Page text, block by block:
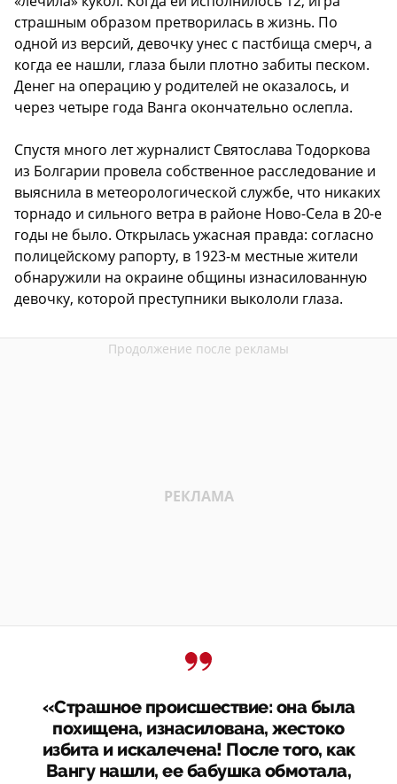
страшным образом претворилась в жизнь. По
одной из версий, девочку унес с пастбища смерч, а
когда ее нашли, глаза были плотно забиты песком.
Денег на операцию у родителей не оказалось, и
через четыре года Ванга окончательно ослепла.
Спустя много лет журналист Святослава Тодоркова
из Болгарии провела собственное расследование и
выяснила в метеорологической службе, что никаких
торнадо и сильного ветра в районе Ново-Села в 20-е
годы не было. Открылась ужасная правда: согласно
полицейскому рапорту, в 1923-м местные жители
обнаружили на окраине общины изнасилованную
девочку, которой преступники выкололи глаза.
«Страшное происшествие: она была
похищена, изнасилована, жестоко
избита и искалечена! После того, как
Вангу нашли, ее бабушка обмотала,